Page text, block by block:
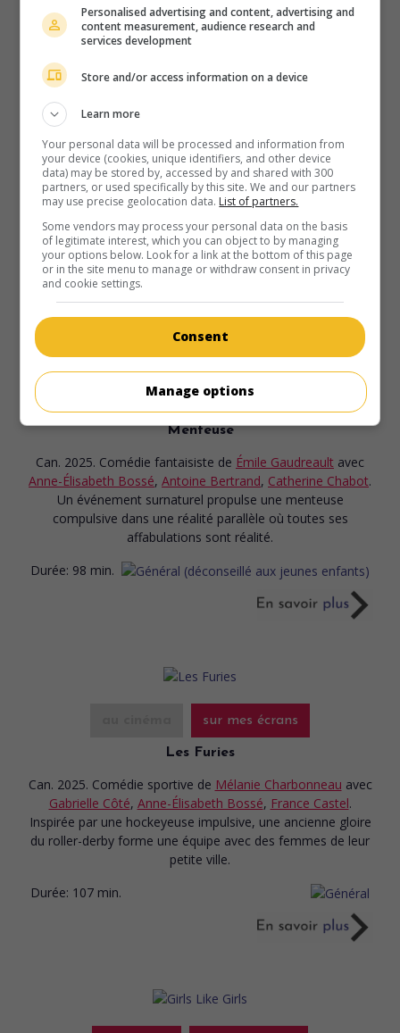
au cinéma
Le Secret: Oser le rêve
É.-U. 2020. Drame sentimental
Holmes,Josh Lucas ,Jerry O'Connell. Une jeune veuve
s'efforçant d'élever seule ses trois enfants tombe
amoureuse d'un homme mystérieux porteur d'un secret qui
pourrait tout changer.
Durée: 107 min.
au cinéma sur mes écrans
Menteuse
Can. 2025. Comédie fantaisiste de Émile Gaudreault avec
Anne-Élisabeth Bossé, Antoine Bertrand, Catherine Chabot.
Un événement surnaturel propulse une menteuse
compulsive dans une réalité parallèle où toutes ses
affabulations sont réalité.
Durée: 98 min.
sur mes écrans
Les Furies
Can. 2025. Comédie sportive de Mélanie Charbonneau avec
Gabrielle Côté, Anne-Élisabeth Bossé, France Castel.
Inspirée par une hockeyeuse impulsive, une ancienne gloire
du roller-derby forme une équipe avec des femmes de leur
petite ville.
Durée: 107 min.
Personalised advertising and content, advertising and
content measurement, audience research and
services development
Store and/or access information on a device
Learn more
Your personal data will be processed and information from
your device (cookies, unique identifiers, and other device
data) may be stored by, accessed by and shared with 300
partners, or used specifically by this site. We and our partners
may use precise geolocation data. List of partners.
Some vendors may process your personal data on the basis
of legitimate interest, which you can object to by managing
your options below. Look for a link at the bottom of this page
or in the site menu to manage or withdraw consent in privacy
and cookie settings.
Consent
Manage options